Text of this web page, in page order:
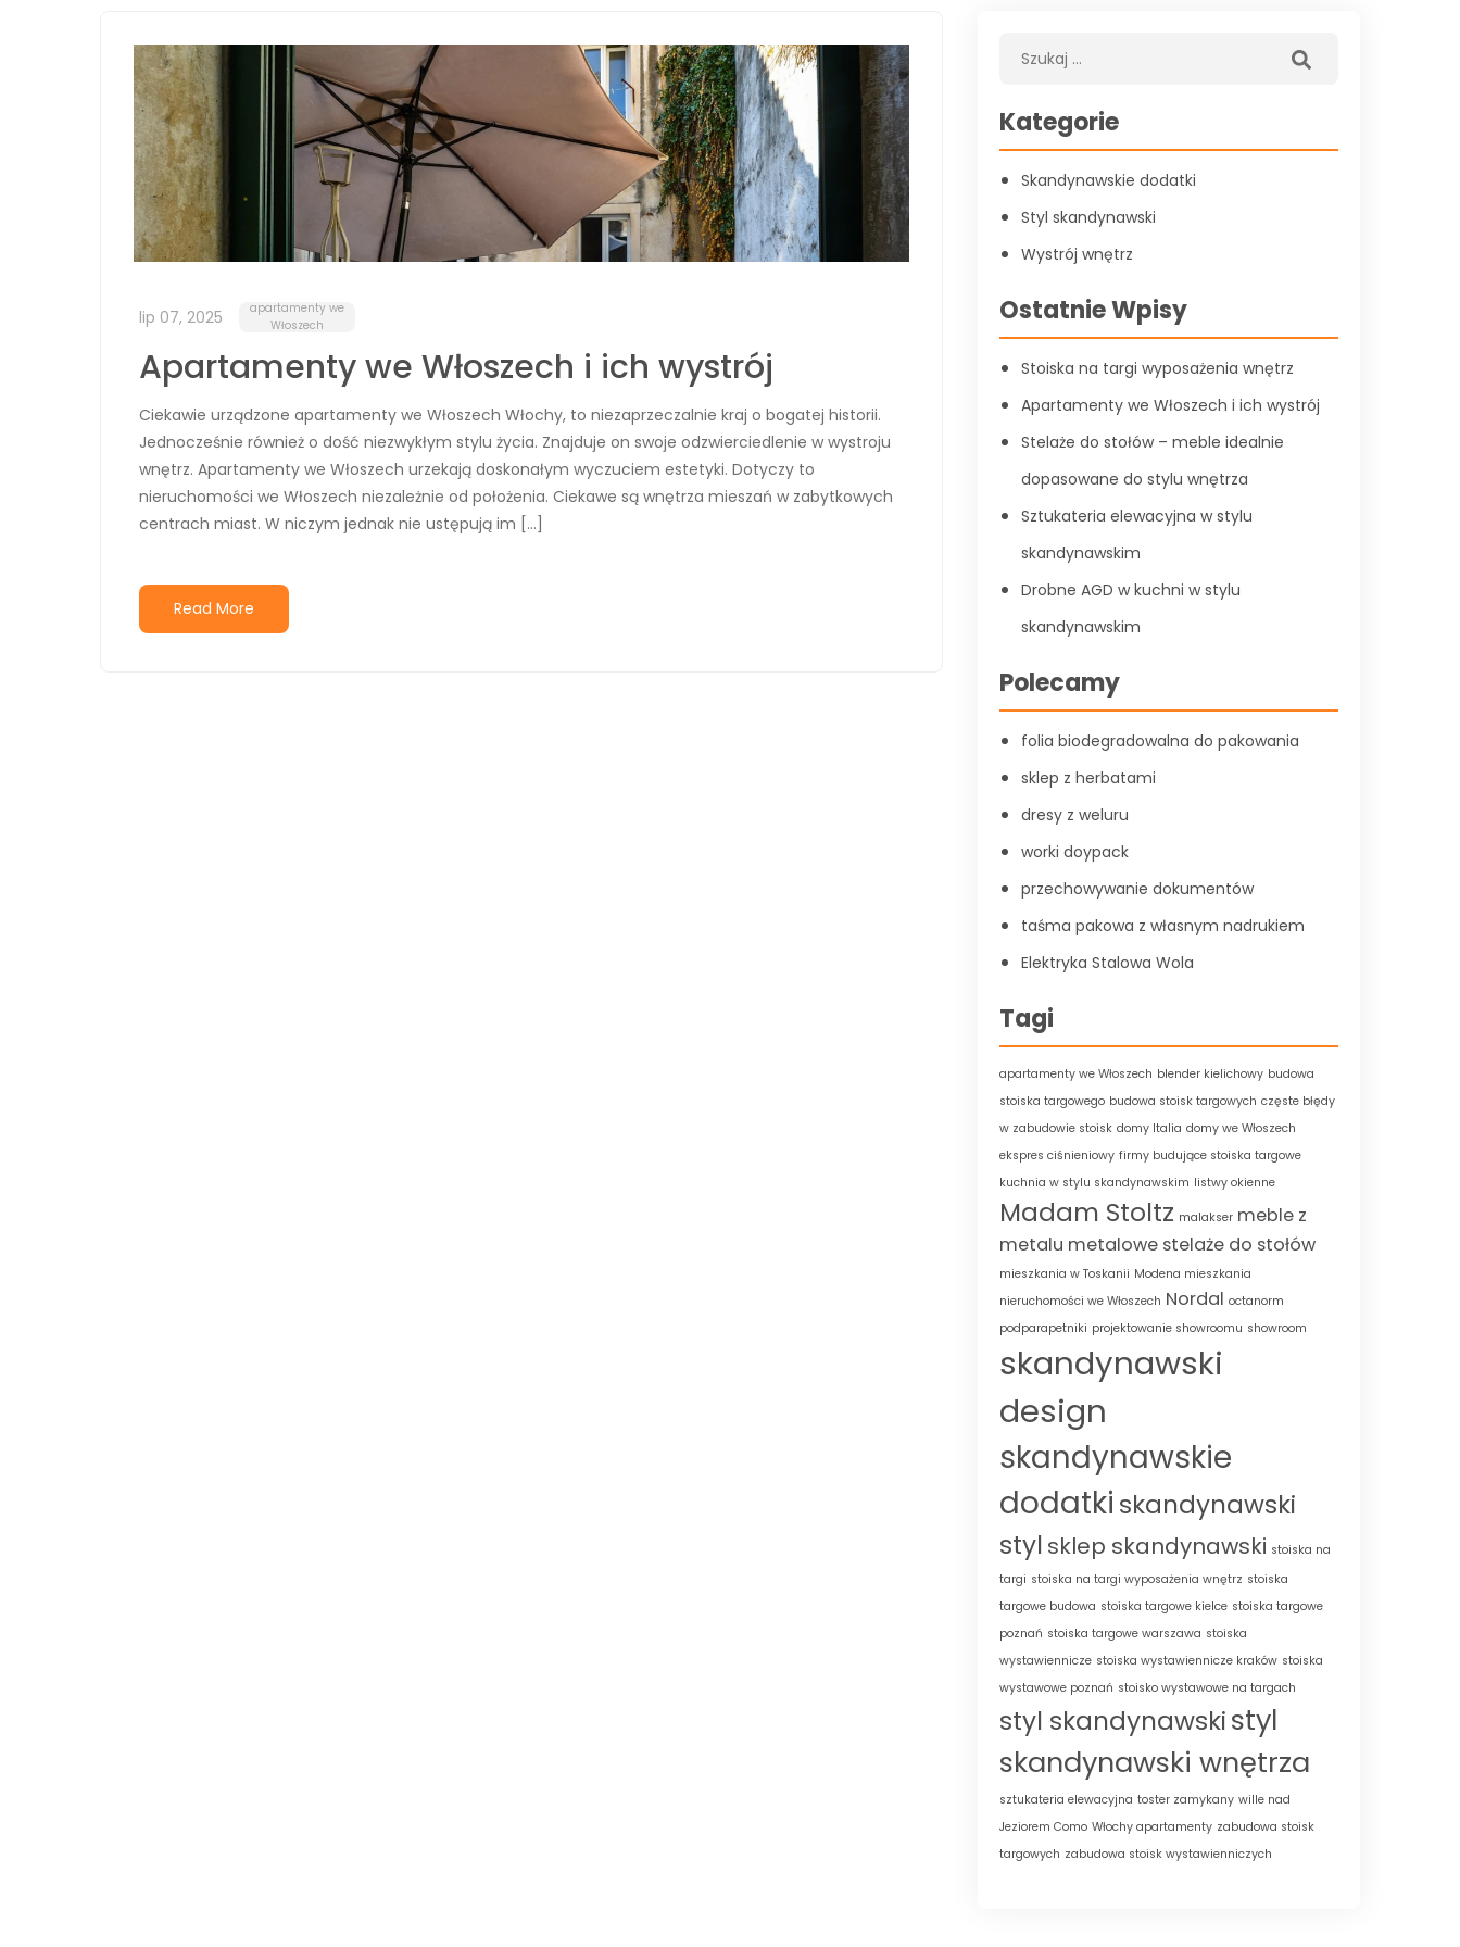
lip 07, 2025
apartamenty we
Włoszech
Apartamenty we Włoszech i ich wystrój
Ciekawie urządzone apartamenty we Włoszech Włochy, to niezaprzeczalnie kraj o bogatej historii.
Jednocześnie również o dość niezwykłym stylu życia. Znajduje on swoje odzwierciedlenie w wystroju
wnętrz. Apartamenty we Włoszech urzekają doskonałym wyczuciem estetyki. Dotyczy to
nieruchomości we Włoszech niezależnie od położenia. Ciekawe są wnętrza mieszań w zabytkowych
centrach miast. W niczym jednak nie ustępują im […]
Read More
Kategorie
Skandynawskie dodatki
Styl skandynawski
Wystrój wnętrz
Ostatnie Wpisy
Stoiska na targi wyposażenia wnętrz
Apartamenty we Włoszech i ich wystrój
Stelaże do stołów – meble idealnie
dopasowane do stylu wnętrza
Sztukateria elewacyjna w stylu
skandynawskim
Drobne AGD w kuchni w stylu
skandynawskim
Polecamy
folia biodegradowalna do pakowania
sklep z herbatami
dresy z weluru
worki doypack
przechowywanie dokumentów
taśma pakowa z własnym nadrukiem
Elektryka Stalowa Wola
Tagi
apartamenty we Włoszech blender kielichowy budowa
stoiska targowego budowa stoisk targowych częste błędy
w zabudowie stoisk domy Italia domy we Włoszech
ekspres ciśnieniowy firmy budujące stoiska targowe
kuchnia w stylu skandynawskim listwy okienne
Madam Stoltz malakser meble z
metalu metalowe stelaże do stołów
mieszkania w Toskanii Modena mieszkania
nieruchomości we Włoszech Nordal octanorm
podparapetniki projektowanie showroomu showroom
skandynawski
design
skandynawskie
dodatki skandynawski
styl sklep skandynawski stoiska na
targi stoiska na targi wyposażenia wnętrz stoiska
targowe budowa stoiska targowe kielce stoiska targowe
poznań stoiska targowe warszawa stoiska
wystawiennicze stoiska wystawiennicze kraków stoiska
wystawowe poznań stoisko wystawowe na targach
styl skandynawskistyl
skandynawski wnętrza
sztukateria elewacyjna toster zamykany wille nad
Jeziorem Como Włochy apartamenty zabudowa stoisk
targowych zabudowa stoisk wystawienniczych